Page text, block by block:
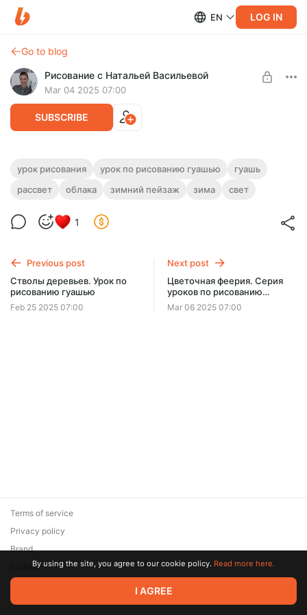
EN LOG IN
Go to blog
Рисование с Натальей Васильевой
Mar 04 2025 07:00
SUBSCRIBE
Февральский рассвет. Урок по
рисованию гуашью
гуашью. Длительность - 43 минуты.
Level required:
урок рисования урок по рисованию гуашью
гуашь
рассвет
облака зимний пейзаж зима свет
1
Previous post
Стволы деревьев. Урок по
рисованию гуашью
Feb 25 2025 07:00
Next post
Цветочная феерия. Серия
уроков по рисованию
гуашью
Mar 06 2025 07:00
© 2026 Zaya Solutions Limited. All rights reserved. All trademarks
are the property of their respective owners.
Terms of service
Privacy policy
Brand
SupportBy using the site, you agree to our cookie policy. Read more here.
I AGREE